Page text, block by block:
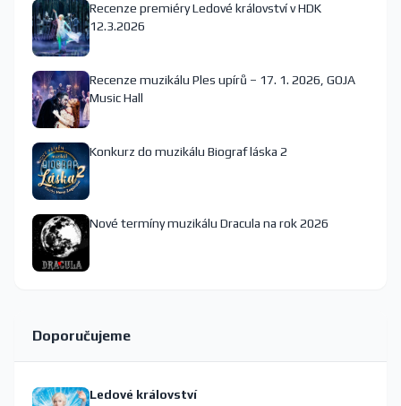
Recenze premiéry Ledové království v HDK
12.3.2026
Recenze muzikálu Ples upírů – 17. 1. 2026, GOJA
Music Hall
Konkurz do muzikálu Biograf láska 2
Nové termíny muzikálu Dracula na rok 2026
Doporučujeme
Ledové království